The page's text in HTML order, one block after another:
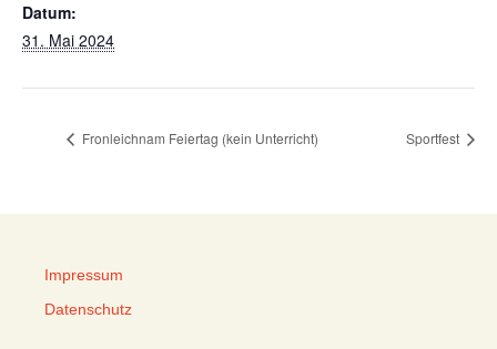
Datum:
31. Mai 2024
Fronleichnam Feiertag (kein Unterricht) Sportfest
Impressum
Datenschutz